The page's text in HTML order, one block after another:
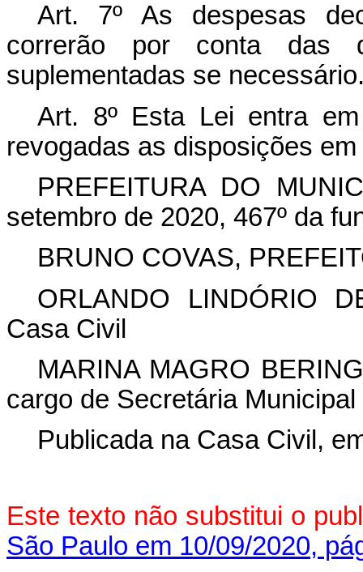
Art. 7º As despesas
correrão por conta das
suplementadas se
Art. 8º Esta Lei entra
revogadas as disposições
PREFEITURA DO
setembro de 2020, 467º da
BRUNO COVAS,
ORLANDO LINDÓRIO
Casa Civil
MARINA MAGRO
cargo de Secretária
Publicada na Casa Civil,
Este texto não substitui o
São Paulo em 10/09/2020,